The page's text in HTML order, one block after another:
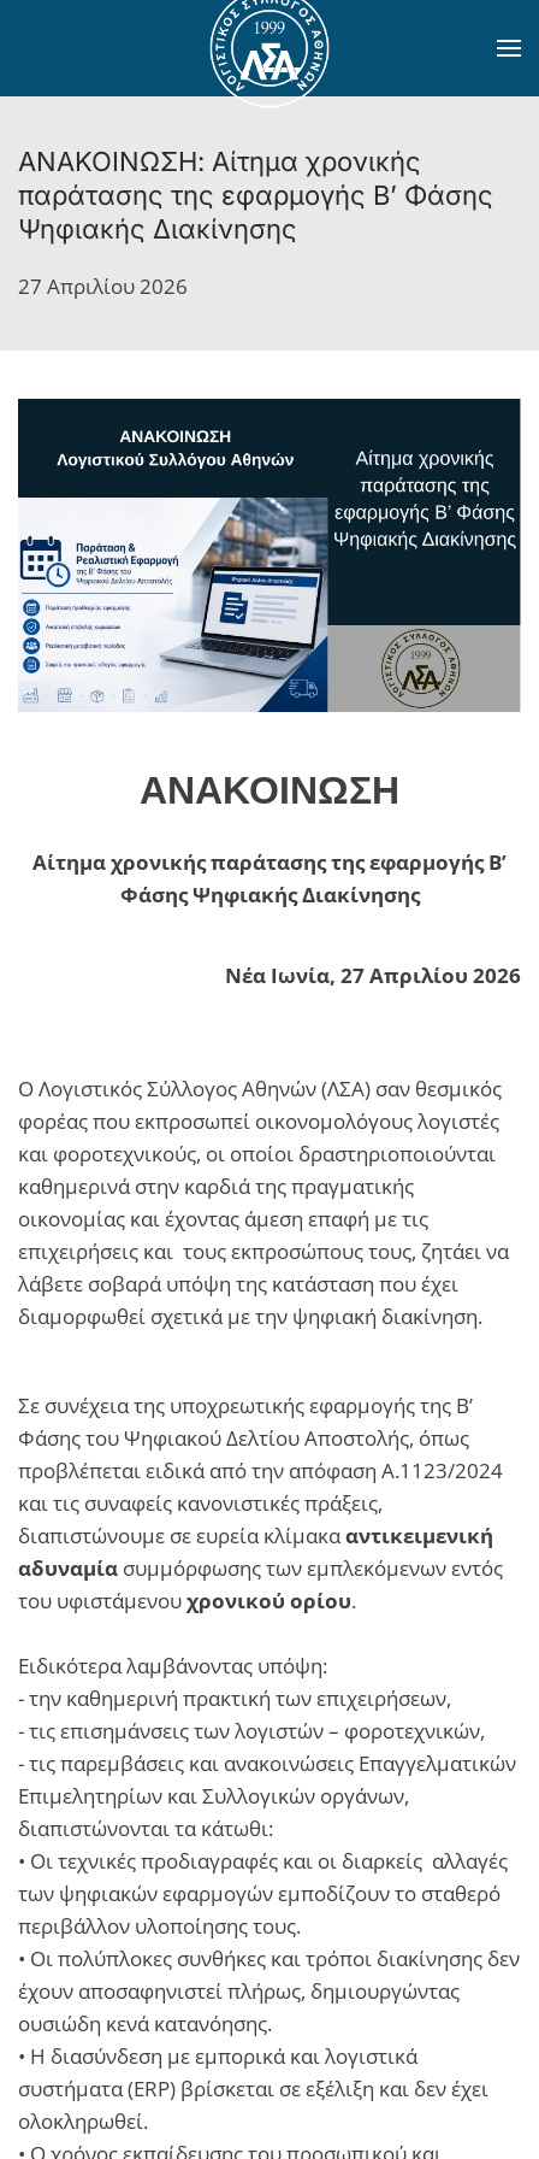
Skip to main content
ΑΝΑΚΟΙΝΩΣΗ: Αίτημα χρονικής
παράτασης της εφαρμογής Β’ Φάσης
Ψηφιακής Διακίνησης
27 Απριλίου 2026
ΑΝΑΚΟΙΝΩΣΗ
Αίτημα χρονικής παράτασης της εφαρμογής Β’
Φάσης Ψηφιακής Διακίνησης
Νέα Ιωνία, 27 Απριλίου 2026
Ο Λογιστικός Σύλλογος Αθηνών (ΛΣΑ) σαν θεσμικός
φορέας που εκπροσωπεί οικονομολόγους λογιστές
και φοροτεχνικούς, οι οποίοι δραστηριοποιούνται
καθημερινά στην καρδιά της πραγματικής
οικονομίας και έχοντας άμεση επαφή με τις
επιχειρήσεις και τους εκπροσώπους τους, ζητάει να
λάβετε σοβαρά υπόψη της κατάσταση που έχει
διαμορφωθεί σχετικά με την ψηφιακή διακίνηση.
Σε συνέχεια της υποχρεωτικής εφαρμογής της Β’
Φάσης του Ψηφιακού Δελτίου Αποστολής, όπως
προβλέπεται ειδικά από την απόφαση Α.1123/2024
και τις συναφείς κανονιστικές πράξεις,
διαπιστώνουμε σε ευρεία κλίμακααντικειμενική
αδυναμία συμμόρφωσης των εμπλεκόμενων εντός
του υφιστάμενουχρονικού ορίου.
Ειδικότερα λαμβάνοντας υπόψη:
- την καθημερινή πρακτική των επιχειρήσεων,
- τις επισημάνσεις των λογιστών – φοροτεχνικών,
- τις παρεμβάσεις και ανακοινώσεις Επαγγελματικών
Επιμελητηρίων και Συλλογικών οργάνων,
διαπιστώνονται τα κάτωθι:
• Οι τεχνικές προδιαγραφές και οι διαρκείς αλλαγές
των ψηφιακών εφαρμογών εμποδίζουν το σταθερό
περιβάλλον υλοποίησης τους.
• Οι πολύπλοκες συνθήκες και τρόποι διακίνησης δεν
έχουν αποσαφηνιστεί πλήρως, δημιουργώντας
ουσιώδη κενά κατανόησης.
• Η διασύνδεση με εμπορικά και λογιστικά
συστήματα (ERP) βρίσκεται σε εξέλιξη και δεν έχει
ολοκληρωθεί.
• Ο χρόνος εκπαίδευσης του προσωπικού και